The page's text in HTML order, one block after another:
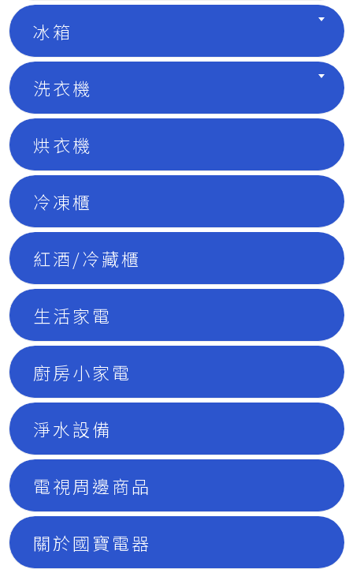
冰箱
洗衣機
烘衣機
冷凍櫃
紅酒/冷藏櫃
生活家電
廚房小家電
淨水設備
電視周邊商品
關於國寶電器